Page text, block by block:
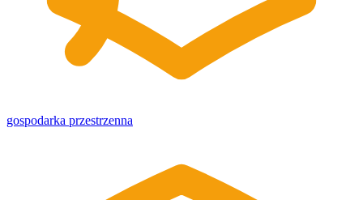
gospodarka przestrzenna